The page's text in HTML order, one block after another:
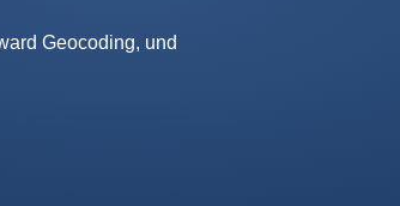
Geocoding, und